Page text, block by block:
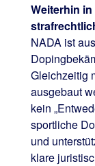
Weiterhin
NADA ist
Gleichzeitig
ausgebaut
kein
sportliche
und
klare